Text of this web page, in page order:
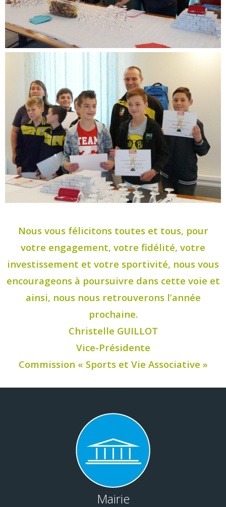
Nous vous félicitons toutes et tous, pour
votre engagement, votre fidélité, votre
investissement et votre sportivité, nous vous
encourageons à poursuivre dans cette voie et
ainsi, nous nous retrouverons l’année
prochaine.
Christelle GUILLOT
Vice-Présidente
Commission « Sports et Vie Associative »
Mairie